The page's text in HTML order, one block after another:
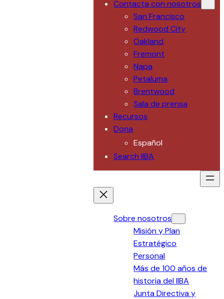
Contacta con nosotros
San Francisco
Redwood City
Oakland
Fremont
Napa
Petaluma
Brentwood
Sala de prensa
Recursos
Dona
Español
Search IIBA
Sobre nosotros
Misión y Plan
Estratégico
Personal
Más de 100 años de
historia del IIBA
Junta Directiva y